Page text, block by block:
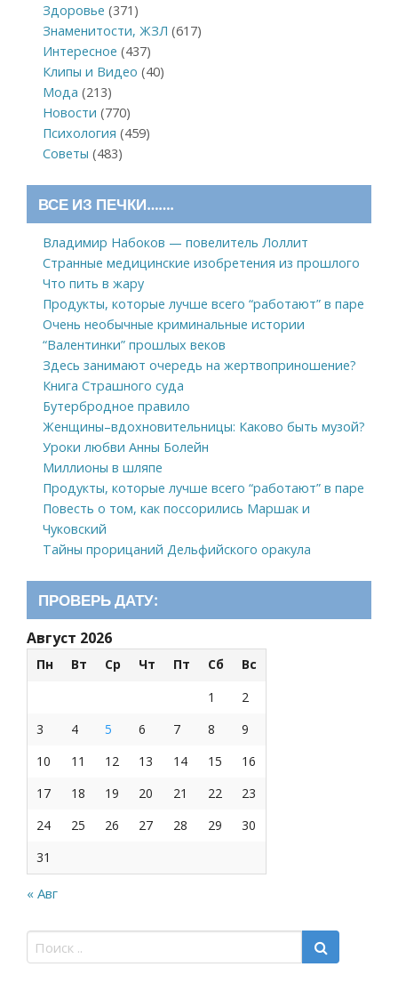
Здоровье (371)
Знаменитости, ЖЗЛ (617)
Интересное (437)
Клипы и Видео (40)
Мода (213)
Новости (770)
Психология (459)
Советы (483)
ВСЕ ИЗ ПЕЧКИ…….
Владимир Набоков — повелитель Лоллит
Странные медицинские изобретения из прошлого
Что пить в жару
Продукты, которые лучше всего “работают” в паре
Очень необычные криминальные истории
“Валентинки” прошлых веков
Здесь занимают очередь на жертвоприношение?
Книга Страшного суда
Бутербродное правило
Женщины–вдохновительницы: Каково быть музой?
Уроки любви Анны Болейн
Миллионы в шляпе
Продукты, которые лучше всего “работают” в паре
Повесть о том, как поссорились Маршак и
Чуковский
Тайны прорицаний Дельфийского оракула
ПРОВЕРЬ ДАТУ:
Август 2026
Пн Вт Ср Чт Пт Сб
Вс
1
2
3
4 5 6 7 8
9
10
11 12 13 14 15
16
17
18 19 20 21 22
23
24
25 26 27 28 29
30
31
« Авг